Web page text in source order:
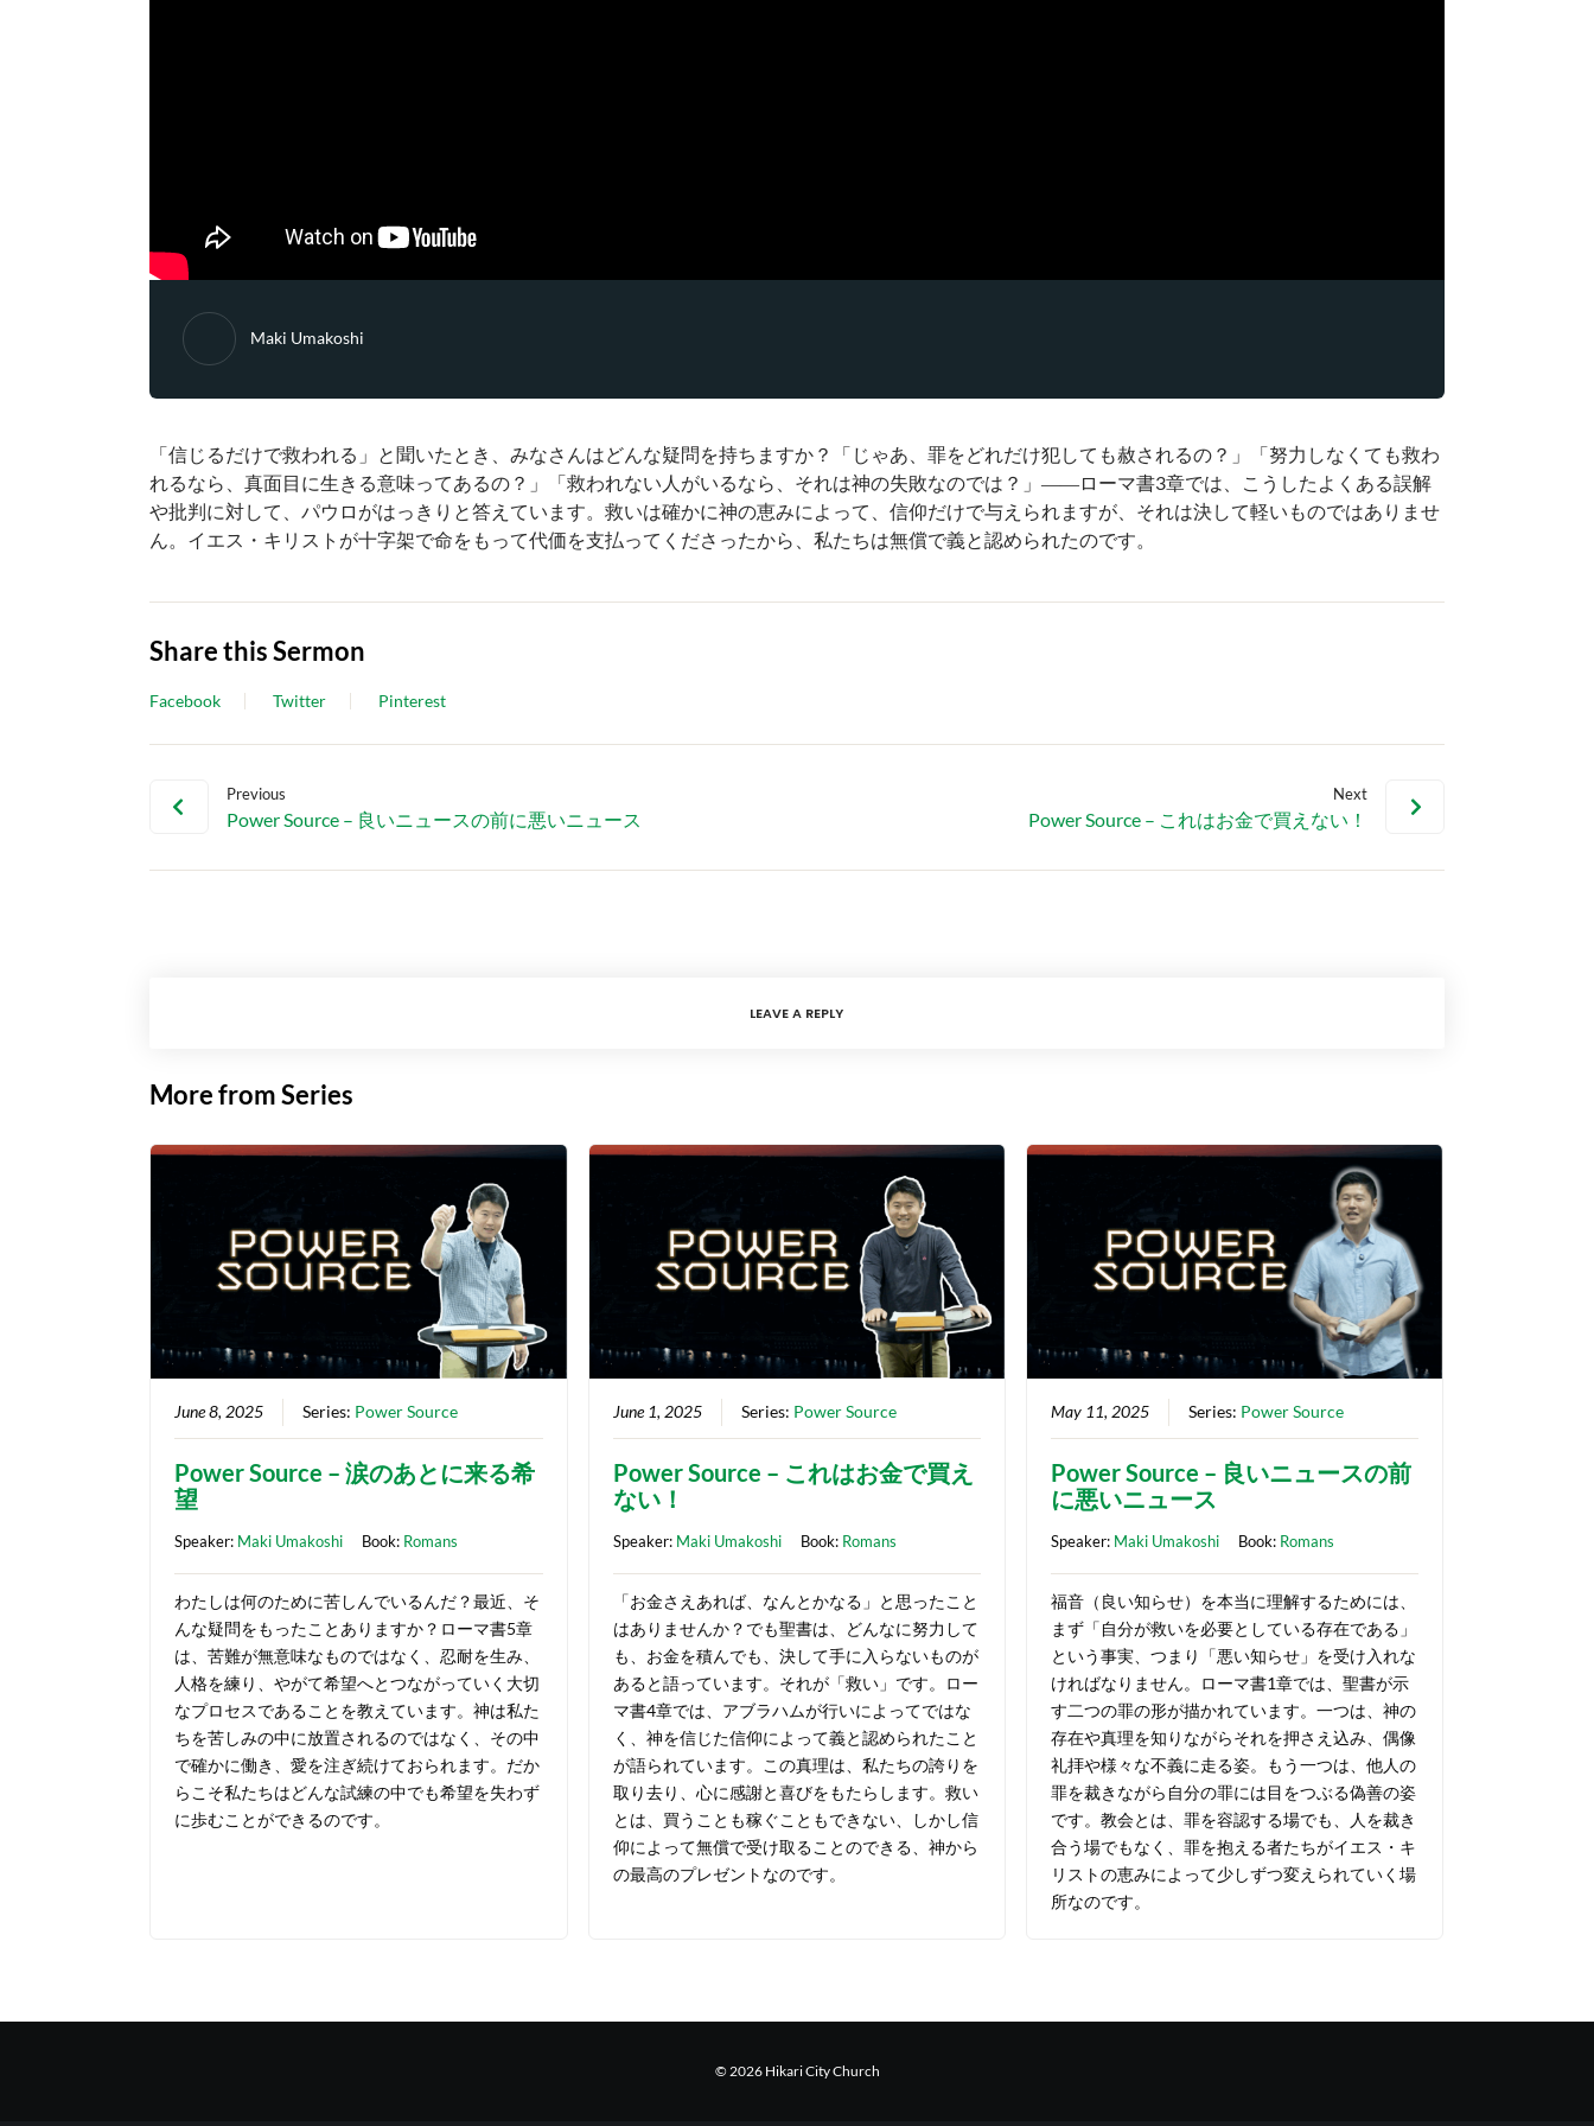
Maki Umakoshi
「信じるだけで救われる」と聞いたとき、みなさんはどんな疑問を持ちますか？「じゃあ、罪をどれだけ犯しても赦されるの？」「努力しなくても救わ
れるなら、真面目に生きる意味ってあるの？」「救われない人がいるなら、それは神の失敗なのでは？」――ローマ書3章では、こうしたよくある誤解
や批判に対して、パウロがはっきりと答えています。救いは確かに神の恵みによって、信仰だけで与えられますが、それは決して軽いものではありませ
ん。イエス・キリストが十字架で命をもって代価を支払ってくださったから、私たちは無償で義と認められたのです。
Share this Sermon
Facebook Twitter Pinterest
Previous
Power Source – 良いニュースの前に悪いニュース
Next
Power Source – これはお金で買えない！
LEAVE A REPLY
More from Series
June 8, 2025 Series: Power Source
Power Source – 涙のあとに来る希
望
Speaker: Maki Umakoshi Book: Romans
わたしは何のために苦しんでいるんだ？最近、そ
んな疑問をもったことありますか？ローマ書5章
は、苦難が無意味なものではなく、忍耐を生み、
人格を練り、やがて希望へとつながっていく大切
なプロセスであることを教えています。神は私た
ちを苦しみの中に放置されるのではなく、その中
で確かに働き、愛を注ぎ続けておられます。だか
らこそ私たちはどんな試練の中でも希望を失わず
に歩むことができるのです。
June 1, 2025 Series: Power Source
Power Source – これはお金で買え
ない！
Speaker: Maki Umakoshi Book: Romans
「お金さえあれば、なんとかなる」と思ったこと
はありませんか？でも聖書は、どんなに努力して
も、お金を積んでも、決して手に入らないものが
あると語っています。それが「救い」です。ロー
マ書4章では、アブラハムが行いによってではな
く、神を信じた信仰によって義と認められたこと
が語られています。この真理は、私たちの誇りを
取り去り、心に感謝と喜びをもたらします。救い
とは、買うことも稼ぐこともできない、しかし信
仰によって無償で受け取ることのできる、神から
の最高のプレゼントなのです。
May 11, 2025 Series: Power Source
Power Source – 良いニュースの前
に悪いニュース
Speaker: Maki Umakoshi Book: Romans
福音（良い知らせ）を本当に理解するためには、
まず「自分が救いを必要としている存在である」
という事実、つまり「悪い知らせ」を受け入れな
ければなりません。ローマ書1章では、聖書が示
す二つの罪の形が描かれています。一つは、神の
存在や真理を知りながらそれを押さえ込み、偶像
礼拝や様々な不義に走る姿。もう一つは、他人の
罪を裁きながら自分の罪には目をつぶる偽善の姿
です。教会とは、罪を容認する場でも、人を裁き
合う場でもなく、罪を抱える者たちがイエス・キ
リストの恵みによって少しずつ変えられていく場
所なのです。
© 2026 Hikari City Church